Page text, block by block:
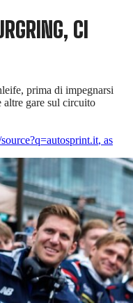
CI
prima di impegnarsi
altre gare sul circuito
, as